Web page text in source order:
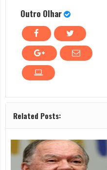
Outro Olhar
Related Posts: